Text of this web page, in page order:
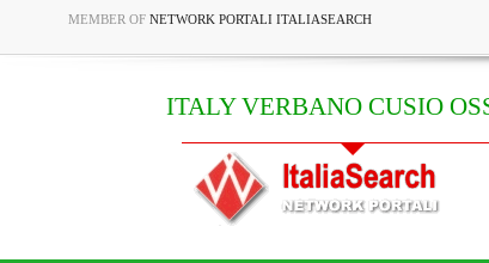
MEMBER OF NETWORK PORTALI ITALIASEARCH
ITALY VERBANO CUSIO